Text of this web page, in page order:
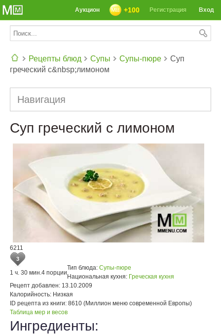
Вход
Регистрация
+100
Аукцион
Рецепты блюд Супы Супы-пюре
Суп
греческий с&nbsp;лимоном
Навигация
Суп греческий с лимоном
6211
3
1 ч. 30 мин. 4 порции
Тип блюда: Супы-пюре
Национальная кухня: Греческая кухня
Рецепт добавлен: 13.10.2009
Калорийность: Низкая
ID рецепта из книги: 8610 (Миллион меню современной Европы)
Таблица мер и весов
Ингредиенты: